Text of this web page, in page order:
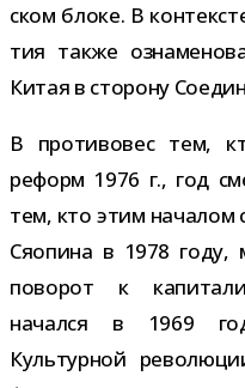
ском блоке. В
тия также
Китая в сто­рону
В про­ти­во­вес тем,
реформ 1976 г., год
тем, кто этим нача­лом
Сяопина в 1978
пово­рот к
начался в 1969
Культурной